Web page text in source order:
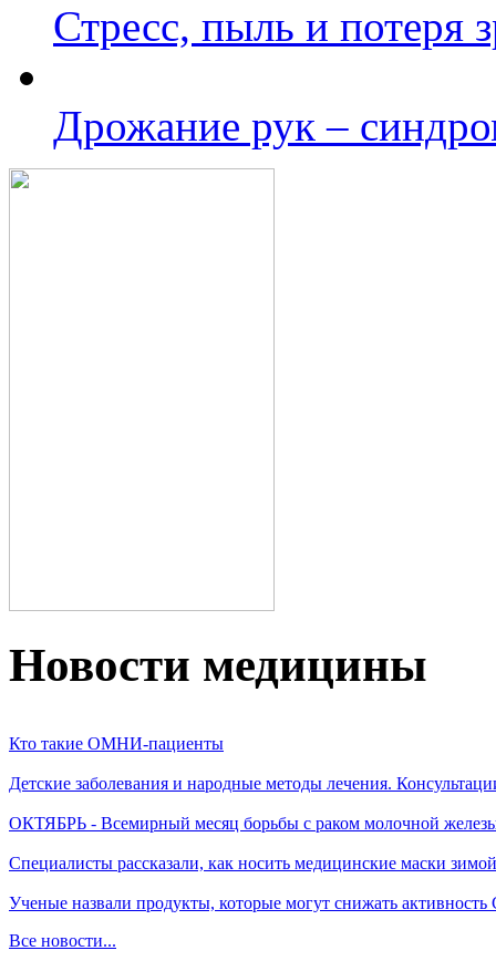
Стресс, пыль и потеря
Дрожание рук –
Новости медицины
Кто такие ОМНИ-пациенты
Детские заболевания и народные методы лечения.
ОКТЯБРЬ - Всемирный месяц борьбы с раком молочной
Специалисты рассказали, как носить медицинские маски зимой
Ученые назвали продукты, которые могут снижать
Все новости...